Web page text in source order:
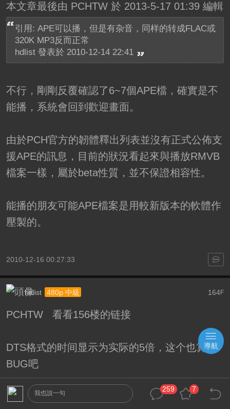
本文章最後由 PCHTW 於 2013-5-17 01:39 編輯
引用: APE可以播，但是有杂音，同样的转成FLAC或
320K MP3反而正常
hdlist 發表於 2010-12-14 22:41
不行，剛剛反覆確認了6~7個APE檔，確實是不
能播，系統會回到歡迎畫面。
由於PCH官方的韌體釋出列表並沒有正式公佈支
援APE的訊息，目前的狀況看起來與播放RMVB
檔案一樣，屬於beta性質，並不保證相容性。
能播的朋友可能APE檔案是用較新版本的軟體作
壓製的。
2010-12-16 00:27:33
164F
hdlist 480p 中級
PCHTW 看看156楼的链接
DTS格式的时间显示为实际的5倍，这个也算
BUG吧
2010-12-16 00:28:15
我也說一句
259 7
導航